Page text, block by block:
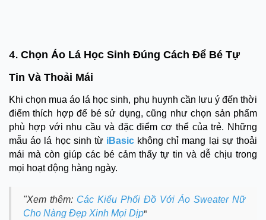
4. Chọn Áo Lá Học Sinh Đúng Cách Để Bé Tự
Tin Và Thoải Mái
Khi chọn mua áo lá học sinh, phụ huynh cần lưu ý đến thời
điểm thích hợp để bé sử dụng, cũng như chọn sản phẩm
phù hợp với nhu cầu và đặc điểm cơ thể của trẻ. Những
mẫu áo lá học sinh từ iBasic không chỉ mang lại sự thoải
mái mà còn giúp các bé cảm thấy tự tin và dễ chịu trong
mọi hoạt động hàng ngày.
"Xem thêm: Các Kiểu Phối Đồ Với Áo Sweater Nữ
Cho Nàng Đẹp Xinh Mọi Dịp"